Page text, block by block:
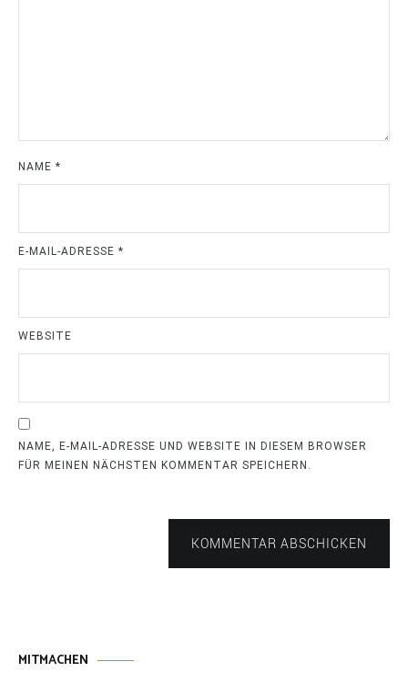
NAME *
E-MAIL-ADRESSE *
WEBSITE
NAME, E-MAIL-ADRESSE UND WEBSITE IN DIESEM BROWSER
FÜR MEINEN NÄCHSTEN KOMMENTAR SPEICHERN.
KOMMENTAR ABSCHICKEN
MITMACHEN